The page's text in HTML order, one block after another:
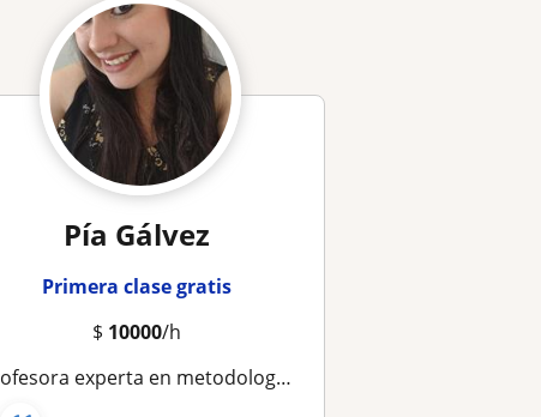
Pía Gálvez
Primera clase gratis
$ 10000/h
experta en metodología de estudio - Educación Superior y Enseñanza Media